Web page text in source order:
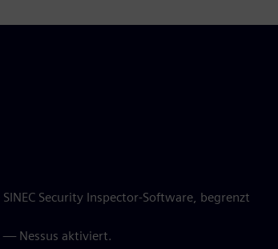
Security Inspector-Software, begrenzt
— Nessus aktiviert.